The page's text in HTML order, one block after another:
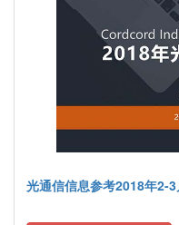
光通信信息参考2018年2-